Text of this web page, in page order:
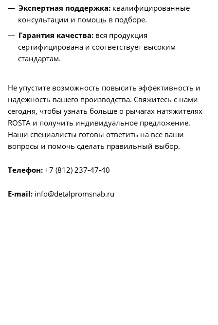
Экспертная поддержка: квалифицированные
консультации и помощь в подборе.
Гарантия качества: вся продукция
сертифицирована и соответствует высоким
стандартам.
Не упустите возможность повысить эффективность и
надежность вашего производства. Свяжитесь с нами
сегодня, чтобы узнать больше о рычагах натяжителях
ROSTA и получить индивидуальное предложение.
Наши специалисты готовы ответить на все ваши
вопросы и помочь сделать правильный выбор.
Телефон: +7 (812) 237-47-40
E-mail: info@detalpromsnab.ru